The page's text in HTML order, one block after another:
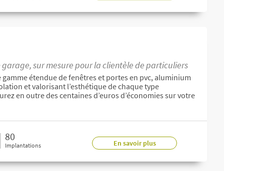
sur mesure pour la clientèle de particuliers
étendue de fenêtres et portes en pvc, aluminium
et valorisant l’esthétique de chaque type
en outre des centaines d’euros d’économies sur votre
80
Implantations En savoir plus